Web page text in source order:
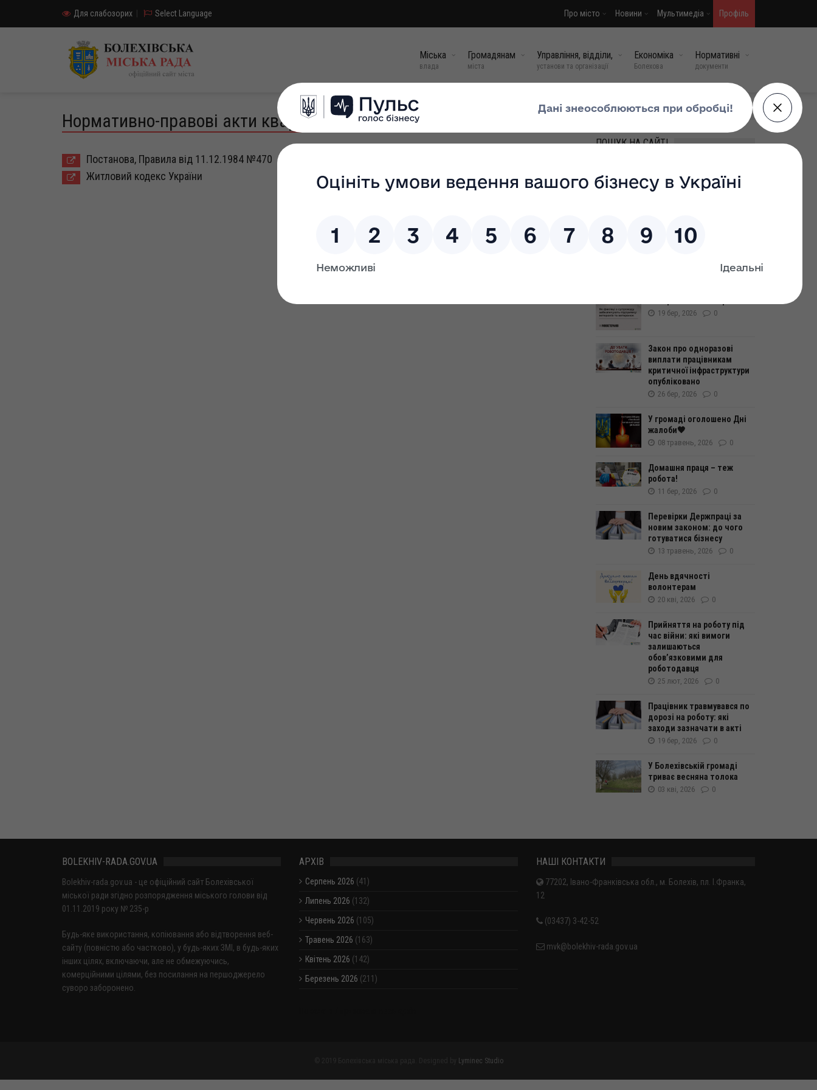
Для слабозорих Select Language Про місто Новини Мультимедіа Профіль
Міська
влада
Громадянам
міста
Управління, відділи,
установи та організації
Економіка
Болехова
Нормативні
документи
Нормативно-правові акти квартирного обліку
Постанова, Правила від 11.12.1984 №470
Житловий кодекс України
МИ У СОЦМЕРЕЖАХ
ПОШУК НА САЙТІ
заповнювати трудову
книжку з 10.06
19 бер, 2026 0
Закон про одноразові
виплати працівникам
критичної інфраструктури
опубліковано
26 бер, 2026 0
У громаді оголошено Дні
жалоби🖤
08 травень, 2026 0
Домашня праця – теж
робота!
11 бер, 2026 0
Перевірки Держпраці за
новим законом: до чого
готуватися бізнесу
13 травень, 2026 0
День вдячності
волонтерам
20 кві, 2026 0
Прийняття на роботу під
час війни: які вимоги
залишаються
обов’язковими для
роботодавця
25 лют, 2026 0
Працівник травмувався по
дорозі на роботу: які
заходи зазначати в акті
19 бер, 2026 0
У Болехівській громаді
триває весняна толока
03 кві, 2026 0
BOLEKHIV-RADA.GOV.UA
Bolekhiv-rada.gov.ua - це офіційний сайт Болехівської
міської ради згідно розпорядження міського голови від
01.11.2019 року № 235-р
Будь-яке використання, копіювання або відтворення веб-
сайту (повністю або частково), у будь-яких ЗМІ, в будь-яких
інших цілях, включаючи, але не обмежуючись,
комерційними цілями, без посилання на першоджерело
суворо заборонено.
АРХІВ
Серпень 2026 (41)
Липень 2026 (132)
Червень 2026 (105)
Травень 2026 (163)
Квітень 2026 (142)
Березень 2026 (211)
НАШІ КОНТАКТИ
77202, Івано-Франківська обл., м. Болехів, пл. І.Франка,
12
(03437) 3-42-52
mvk@bolekhiv-rada.gov.ua
Lyminec Studio